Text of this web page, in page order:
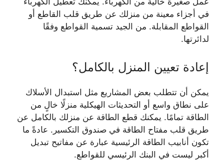
في أجزاء معينة من منزلك عن طريق قلب القاطع أو
القواطع المقابلة. من الجيد تسمية القواطع وفقًا
لدائرتها.
إعادة تعيين المنزل بالكامل؟
يمكن أن تتطلب بعض المشاريع مثل استبدال الأسلاك
على نطاق واسع أو التحديثات الهيكلية منزلًا خالٍ من
الطاقة تمامًا. يمكنك قطع الطاقة عن منزلك بالكامل عن
طريق قلب مفتاح الطاقة في صندوق التكسير. عادةً ما
تكون أنابيب الطاقة الرئيسية عبارة عن مفاتيح تبديل
أكبر ليست في البنك الرئيسي للقواطع.